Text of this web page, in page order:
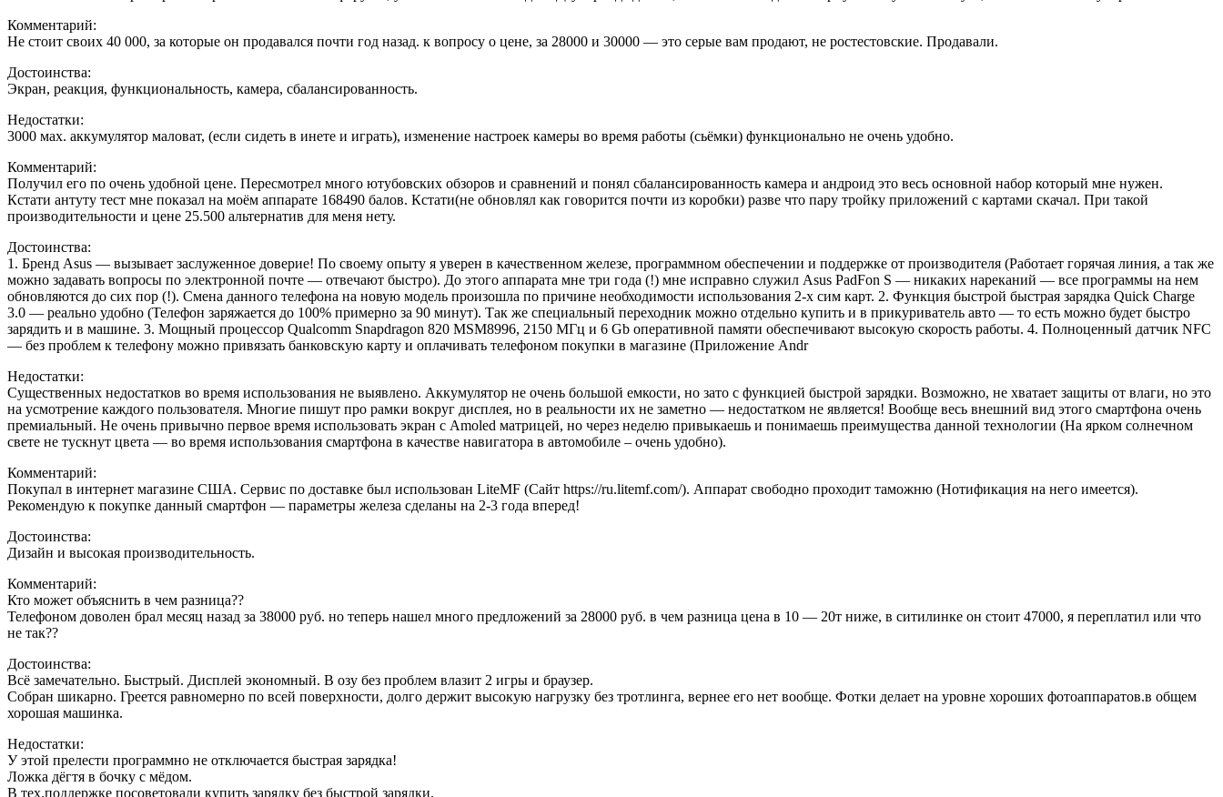
Комментарий:
Не стоит своих 40 000, за которые он продавался почти год назад. к вопросу о цене, за 28000 и 30000 — это серые вам продают, не ростестовские. Продавали.
Достоинства:
Экран, реакция, функциональность, камера, сбалансированность.
Недостатки:
3000 мах. аккумулятор маловат, (если сидеть в инете и играть), изменение настроек камеры во время работы (сьёмки) функционально не очень удобно.
Комментарий:
Получил его по очень удобной цене. Пересмотрел много ютубовских обзоров и сравнений и понял сбалансированность камера и андроид это весь основной набор который мне нужен.
Кстати антуту тест мне показал на моём аппарате 168490 балов. Кстати(не обновлял как говорится почти из коробки) разве что пару тройку приложений с картами скачал. При такой
производительности и цене 25.500 альтернатив для меня нету.
Достоинства:
1. Бренд Asus — вызывает заслуженное доверие! По своему опыту я уверен в качественном железе, программном обеспечении и поддержке от производителя (Работает горячая линия, а так же
можно задавать вопросы по электронной почте — отвечают быстро). До этого аппарата мне три года (!) мне исправно служил Asus PadFon S — никаких нареканий — все программы на нем
обновляются до сих пор (!). Смена данного телефона на новую модель произошла по причине необходимости использования 2-х сим карт. 2. Функция быстрой быстрая зарядка Quick Charge
3.0 — реально удобно (Телефон заряжается до 100% примерно за 90 минут). Так же специальный переходник можно отдельно купить и в прикуриватель авто — то есть можно будет быстро
зарядить и в машине. 3. Мощный процессор Qualcomm Snapdragon 820 MSM8996, 2150 МГц и 6 Gb оперативной памяти обеспечивают высокую скорость работы. 4. Полноценный датчик NFC
— без проблем к телефону можно привязать банковскую карту и оплачивать телефоном покупки в магазине (Приложение Andr
Недостатки:
Существенных недостатков во время использования не выявлено. Аккумулятор не очень большой емкости, но зато с функцией быстрой зарядки. Возможно, не хватает защиты от влаги, но это
на усмотрение каждого пользователя. Многие пишут про рамки вокруг дисплея, но в реальности их не заметно — недостатком не является! Вообще весь внешний вид этого смартфона очень
премиальный. Не очень привычно первое время использовать экран с Amoled матрицей, но через неделю привыкаешь и понимаешь преимущества данной технологии (На ярком солнечном
свете не тускнут цвета — во время использования смартфона в качестве навигатора в автомобиле – очень удобно).
Комментарий:
Покупал в интернет магазине США. Сервис по доставке был использован LiteMF (Сайт https://ru.litemf.com/). Аппарат свободно проходит таможню (Нотификация на него имеется).
Рекомендую к покупке данный смартфон — параметры железа сделаны на 2-3 года вперед!
Достоинства:
Дизайн и высокая производительность.
Комментарий:
Кто может объяснить в чем разница??
Телефоном доволен брал месяц назад за 38000 руб. но теперь нашел много предложений за 28000 руб. в чем разница цена в 10 — 20т ниже, в ситилинке он стоит 47000, я переплатил или что
не так??
Достоинства:
Всё замечательно. Быстрый. Дисплей экономный. В озу без проблем влазит 2 игры и браузер.
Собран шикарно. Греется равномерно по всей поверхности, долго держит высокую нагрузку без тротлинга, вернее его нет вообще. Фотки делает на уровне хороших фотоаппаратов.в общем
хорошая машинка.
Недостатки:
У этой прелести программно не отключается быстрая зарядка!
Ложка дёгтя в бочку с мёдом.
В тех.поддержке посоветовали купить зарядку без быстрой зарядки.